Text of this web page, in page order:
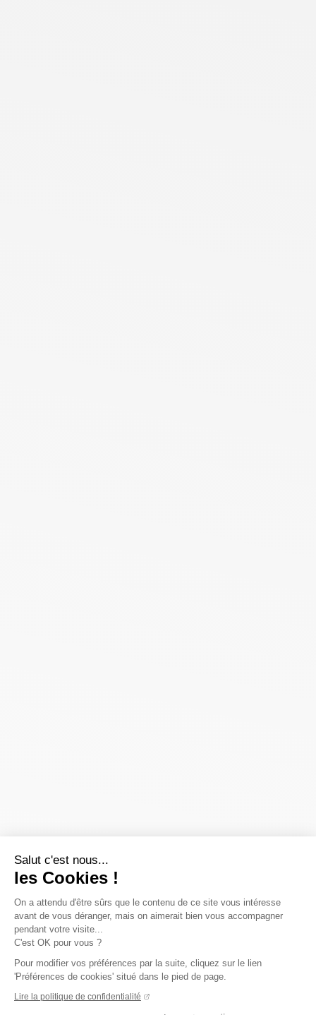
Salut c'est nous...
les Cookies !
On a attendu d'être sûrs que le contenu de ce site vous intéresse
avant de vous déranger, mais on aimerait bien vous accompagner
pendant votre visite...
C'est OK pour vous ?
Pour modifier vos préférences par la suite, cliquez sur le lien
'Préférences de cookies' situé dans le pied de page.
Lire la politique de confidentialité